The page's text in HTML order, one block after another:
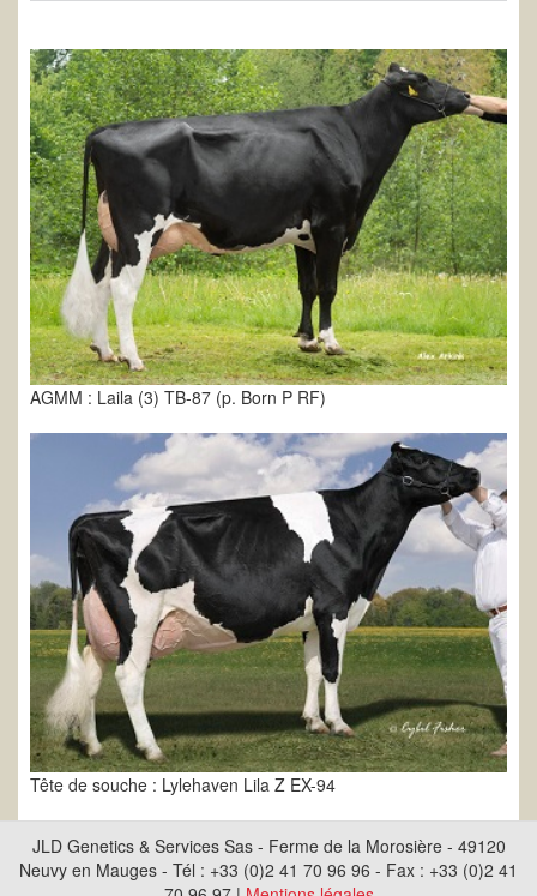
AGMM : Laila (3) TB-87 (p. Born P RF)
Tête de souche : Lylehaven Lila Z EX-94
JLD Genetics & Services Sas - Ferme de la Morosière - 49120
Neuvy en Mauges - Tél : +33 (0)2 41 70 96 96 - Fax : +33 (0)2 41